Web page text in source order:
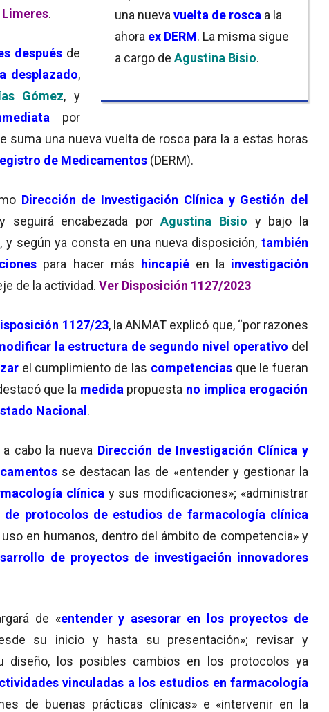
una nueva vuelta de rosca a la
ahora ex DERM. La misma sigue
a cargo de Agustina Bisio.
.
después de
desplazado,
Gómez, y
por
suma una nueva vuelta de rosca para la a estas horas
de Medicamentos (DERM).
Dirección de Investigación Clínica y Gestión del
y seguirá encabezada porAgustina Bisio y bajo la
y según ya consta en una nueva disposición,también
para hacer más hincapiéen la investigación
de la actividad. Ver Disposición 1127/2023
1127/23, la ANMAT explicó que, “por razones
la estructura de segundo nivel operativo del
el cumplimiento de las competencias que le fueran
que la medida propuesta no implica erogación
Nacional.
cabo la nueva Dirección de Investigación Clínica y
se destacan las de «entender y gestionar la
clínica y sus modificaciones»; «administrar
de protocolos de estudios de farmacología clínica
en humanos, dentro del ámbito de competencia» y
de proyectos de investigación innovadores
de «entender y asesorar en los proyectos de
su inicio y hasta su presentación»; revisar y
diseño, los posibles cambios en los protocolos ya
vinculadas a los estudios en farmacología
de buenas prácticas clínicas» e «intervenir en la